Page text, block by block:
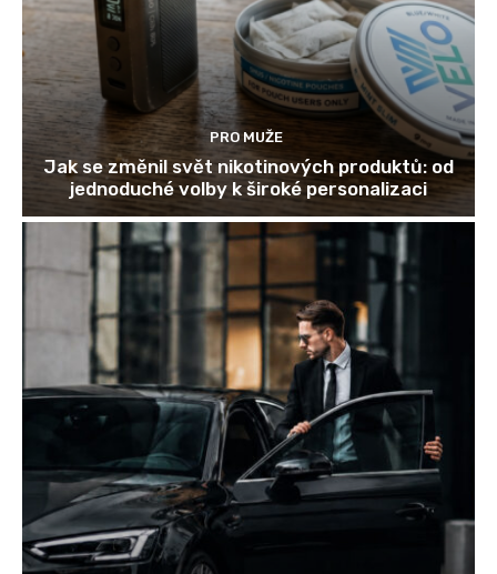
PRO MUŽE
Jak se změnil svět nikotinových produktů: od
jednoduché volby k široké personalizaci